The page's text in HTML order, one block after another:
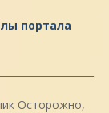
портала
Осторожно,